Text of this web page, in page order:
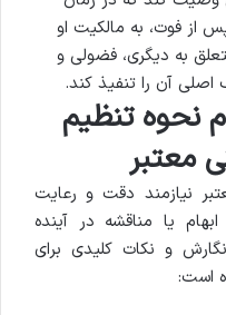
از فوت، به مالکیت او
به دیگری، فضولی و
اصلی آن را تنفیذ کند.
نحوه تنظیم
معتبر
نیازمند دقت و رعایت
یا مناقشه در آینده
و نکات کلیدی برای
است: